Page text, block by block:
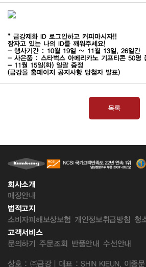
* 금강제화 ID 로그인하고 커피마시자!!
잠자고 있는 나의 ID를 깨워주세요!
- 행사기간 : 10월 19일 ~ 11월 13일, 26일간
- 사은품 : 스타벅스 아메리카노 기프티콘 50명
- 11월 15일(화) 일괄 증정
(금강몰 홈페이지 공지사항 당첨자 발표)
목록
회사소개
매장안내
법적고지
소비자피해보상보험 개인정보취급방침 청
고객서비스
문의하기 주문조회 반품안내 수선안내
상호 : ㈜금강 | 대표 : SHIN KIEUN, 이종